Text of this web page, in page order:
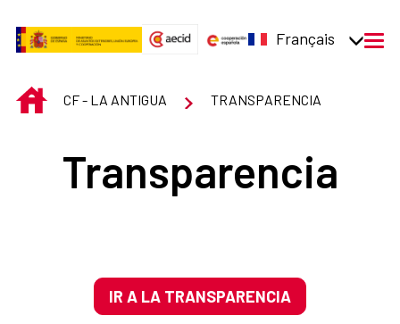
Français
INICIOCF - LA ANTIGUA TRANSPARENCIA
Transparencia
IR A LA TRANSPARENCIA